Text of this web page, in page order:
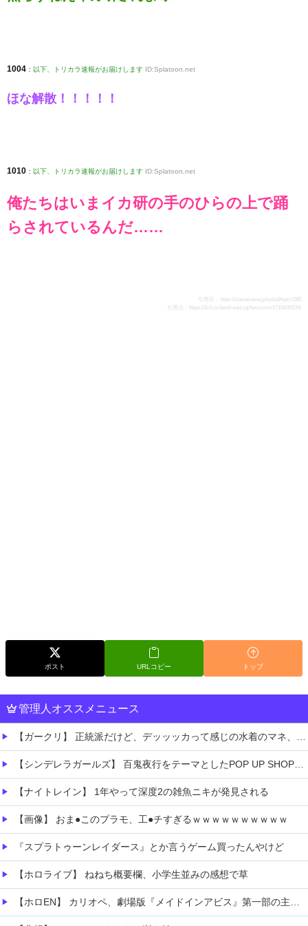
1004 : 以下、トリカラ速報がお届けします ID:Splatoon.net
ほな解散！！！！！
1010 : 以下、トリカラ速報がお届けします ID:Splatoon.net
俺たちはいまイカ研の手のひらの上で踊
らされているんだ……
引用元：
https://zawazawa.jp/spla3/topic/280
引用元：
https://2ch.sc/test/read.cgi/famicom/1715639209/
ポスト URLコピー トップ
管理人オススメニュース
【ガークリ】 正統派だけど、デッッッカって感じの水着のマネ、ラファエ口、セッシュウへの反応！！！
【シンデレラガールズ】 百鬼夜行をテーマとしたPOP UP SHOPが東京・大阪にて開催
【ナイトレイン】 1年やって深度2の雑魚ニキが発見される
【画像】 おま●このプラモ、工●チすぎるｗｗｗｗｗｗｗｗｗｗ
『スプラトゥーンレイダース』とか言うゲーム買ったんやけど
【ホロライブ】 ねねち概要欄、小学生並みの感想で草
【ホロEN】 カリオペ、劇場版『メイドインアビス』第一部の主題歌を担当！『アニソン歌手としてもどんどん駆け上がってるな』